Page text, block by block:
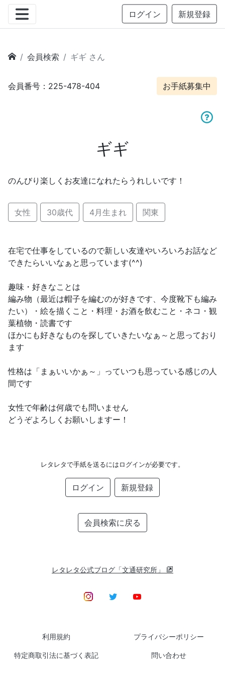
ログイン 新規登録
会員検索 ギギ さん
会員番号：225-478-404 お手紙募集中
ギギ
のんびり楽しくお友達になれたらうれしいです！
女性 30歳代 4月生まれ 関東
在宅で仕事をしているので新しい友達やいろいろお話など
できたらいいなぁと思っています(^^)
趣味・好きなことは
編み物（最近は帽子を編むのが好きです、今度靴下も編み
たい）・絵を描くこと・料理・お酒を飲むこと・ネコ・観
葉植物・読書です
ほかにも好きなものを探していきたいなぁ～と思っており
ます
性格は「まぁいいかぁ～」っていつも思っている感じの人
間です
女性で年齢は何歳でも問いません
どうぞよろしくお願いしますー！
レタレタで手紙を送るにはログインが必要です。
ログイン 新規登録
会員検索に戻る
レタレタ公式ブログ「文通研究所」
利用規約 プライバシーポリシー
特定商取引法に基づく表記 問い合わせ